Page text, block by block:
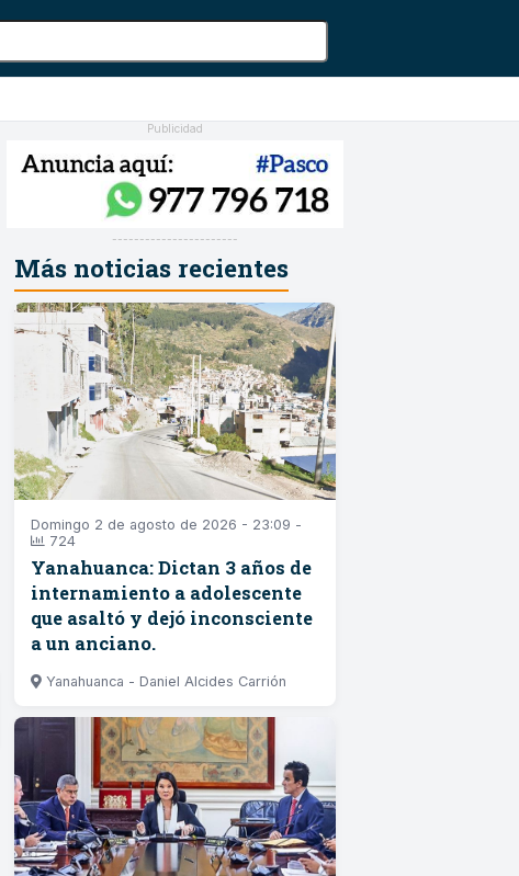
Publicidad
-----------------------
Más noticias recientes
Domingo 2 de agosto de 2026 - 23:09 -
724
Yanahuanca: Dictan 3 años de
internamiento a adolescente
que asaltó y dejó inconsciente
a un anciano.
Yanahuanca - Daniel Alcides Carrión